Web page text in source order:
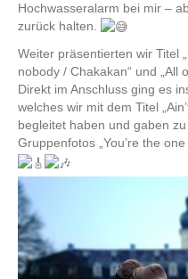
Hochwasseralarm bei mir –
zurück halten.
Weiter präsentierten wir Titel
nobody / Chakakan“ und „All
Direkt im Anschluss ging es
welches wir mit dem Titel
begleitet haben und gaben
Gruppenfotos „You’re the